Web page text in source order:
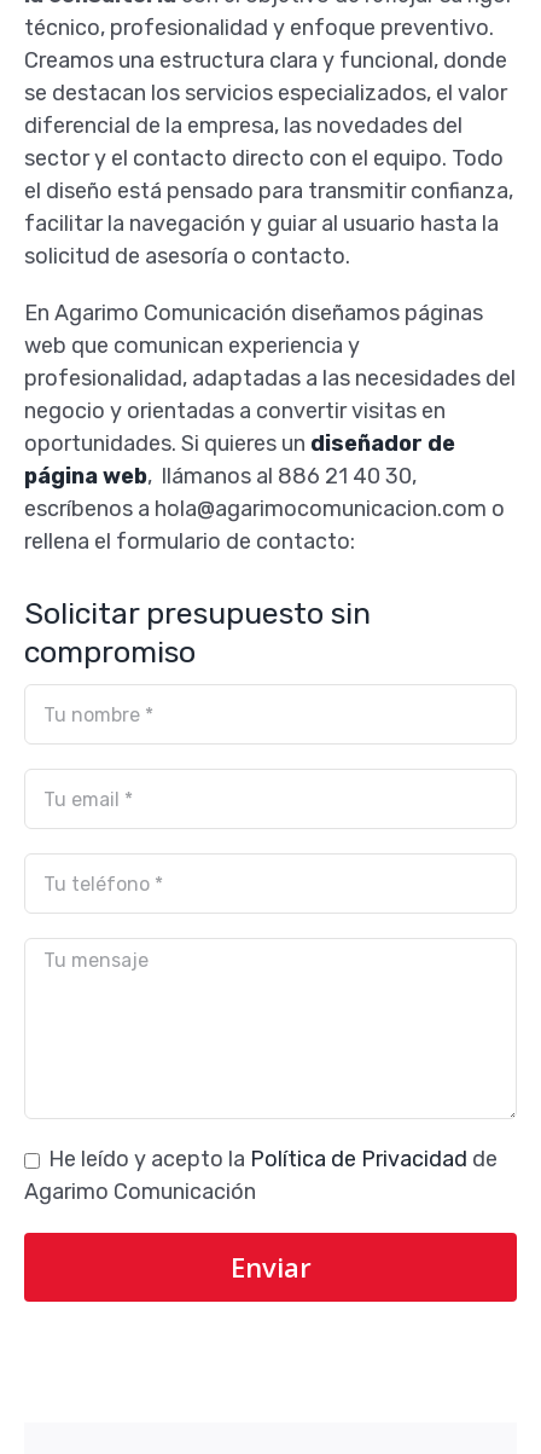
técnico, profesionalidad y enfoque preventivo.
Creamos una estructura clara y funcional, donde
se destacan los servicios especializados, el valor
diferencial de la empresa, las novedades del
sector y el contacto directo con el equipo. Todo
el diseño está pensado para transmitir confianza,
facilitar la navegación y guiar al usuario hasta la
solicitud de asesoría o contacto.
En Agarimo Comunicación diseñamos páginas
web que comunican experiencia y
profesionalidad, adaptadas a las necesidades del
negocio y orientadas a convertir visitas en
oportunidades. Si quieres un diseñador de
página web, llámanos al 886 21 40 30,
escríbenos a hola@agarimocomunicacion.com o
rellena el formulario de contacto:
Solicitar presupuesto sin
compromiso
He leído y acepto la Política de Privacidad de
Agarimo Comunicación